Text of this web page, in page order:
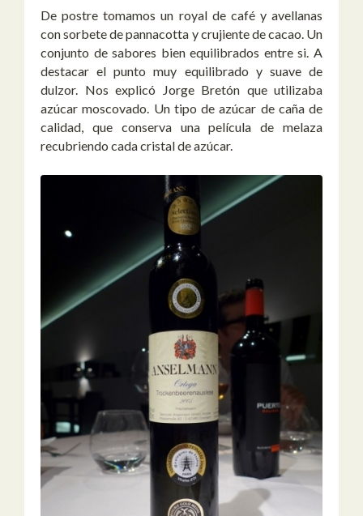
De postre tomamos un royal de café y avellanas
con sorbete de pannacotta y crujiente de cacao. Un
conjunto de sabores bien equilibrados entre si. A
destacar el punto muy equilibrado y suave de
dulzor. Nos explicó Jorge Bretón que utilizaba
azúcar moscovado. Un tipo de azúcar de caña de
calidad, que conserva una película de melaza
recubriendo cada cristal de azúcar.